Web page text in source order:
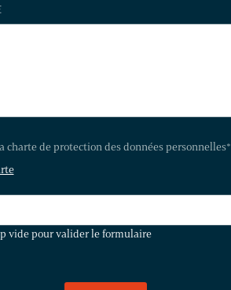
charte de protection des données personnelles*
vide pour valider le formulaire